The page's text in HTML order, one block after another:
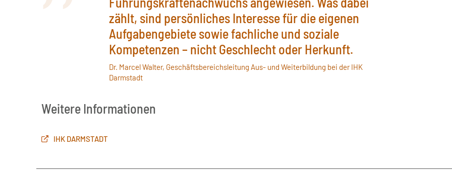
zählt, sind persönliches Interesse für die eigenen
Aufgabengebiete sowie fachliche und soziale
Kompetenzen – nicht Geschlecht oder Herkunft.
Dr. Marcel Walter, Geschäftsbereichsleitung Aus- und Weiterbildung bei der IHK
Darmstadt
Weitere Informationen
IHK DARMSTADT